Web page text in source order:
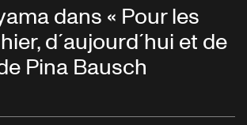
dans « Pour les
d´aujourd´hui et de
Pina Bausch